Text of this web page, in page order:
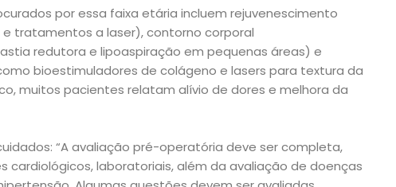
por essa faixa etária incluem rejuvenescimento
tratamentos a laser), contorno corporal
redutora e lipoaspiração em pequenas áreas) e
bioestimuladores de colágeno e lasers para textura da
muitos pacientes relatam alívio de dores e melhora da
“A avaliação pré-operatória deve ser completa,
cardiológicos, laboratoriais, além da avaliação de doenças